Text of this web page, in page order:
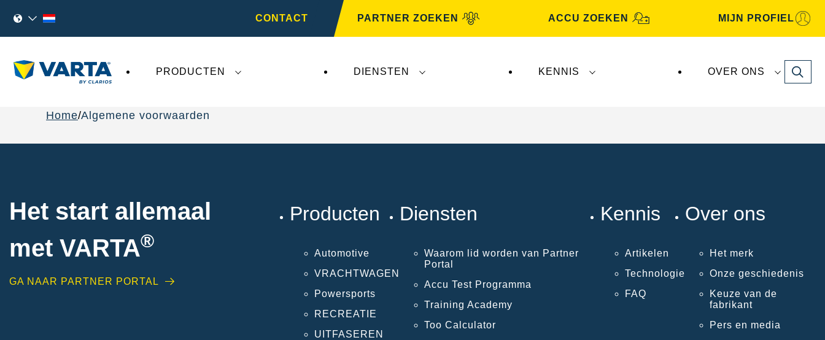
CONTACT PARTNER ZOEKEN ACCU ZOEKEN MIJN PROFIEL
PRODUCTEN DIENSTEN KENNIS OVER ONS Search
Home Algemene voorwaarden
Het start allemaal
met VARTA®
GA NAAR PARTNER PORTAL
Producten
Automotive
VRACHTWAGEN
Powersports
RECREATIE
UITFASEREN
Diensten
Waarom lid worden van Partner
Portal
Accu Test Programma
Training Academy
Too Calculator
Kennis
Artikelen
Technologie
FAQ
Over ons
Het merk
Onze geschiedenis
Keuze van de
fabrikant
Pers en media